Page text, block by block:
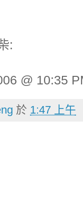
:
@ 10:35
於 1:47 上午